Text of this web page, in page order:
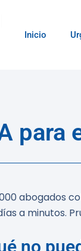
Inicio
para
abogados
a minutos.
no